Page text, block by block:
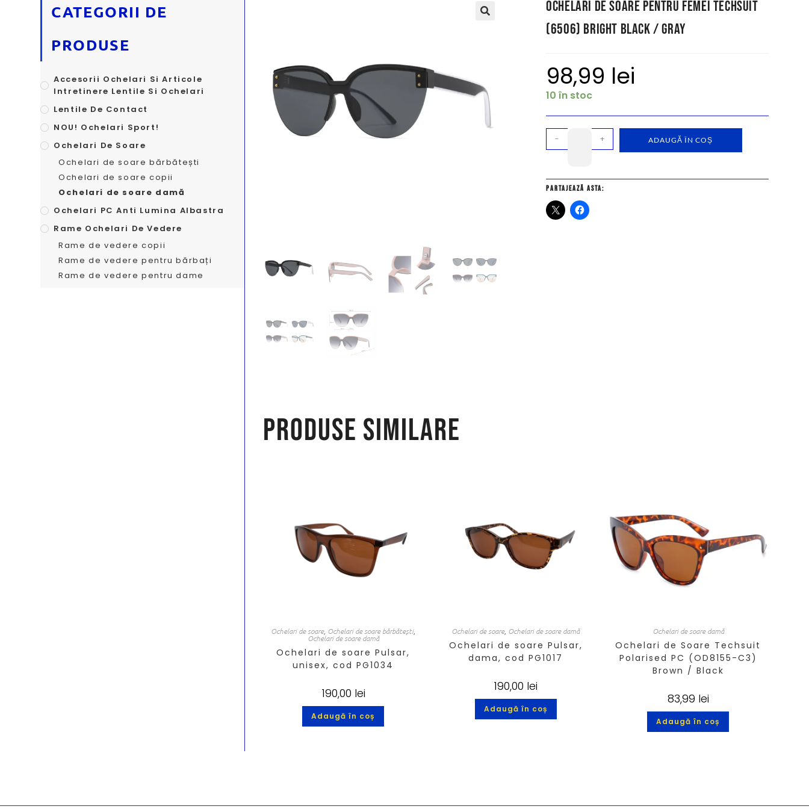
Ochelari de Soare pentru Femei Techsuit
(6506) Bright Black / Gray
98,99 lei
10 în stoc
- + ADAUGĂ ÎN COȘ
Partajează asta:
Produse similare
Ochelari de soare, Ochelari de soare bărbătești,
Ochelari de soare damă
Ochelari de soare Pulsar,
unisex, cod PG1034
190,00 lei
Adaugă în coș
Ochelari de soare, Ochelari de soare damă
Ochelari de soare Pulsar,
dama, cod PG1017
190,00 lei
Adaugă în coș
Ochelari de soare damă
Ochelari de Soare Techsuit
Polarised PC (OD8155-C3)
Brown / Black
83,99 lei
Adaugă în coș
CATEGORII DE
PRODUSE
Accesorii Ochelari Si Articole
Intretinere Lentile Si Ochelari
Lentile De Contact
NOU! Ochelari Sport!
Ochelari De Soare
Ochelari de soare bărbătești
Ochelari de soare copii
Ochelari de soare damă
Ochelari PC Anti Lumina Albastra
Rame Ochelari De Vedere
Rame de vedere copii
Rame de vedere pentru bărbați
Rame de vedere pentru dame